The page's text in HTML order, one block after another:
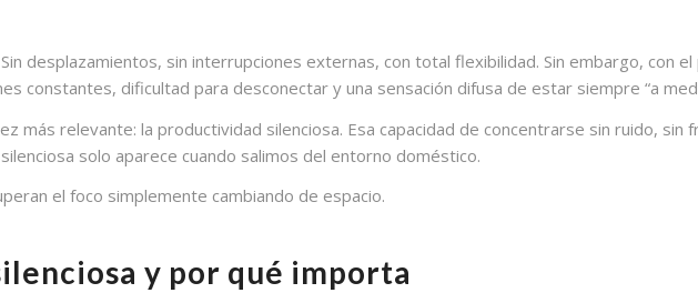
desplazamientos, sin interrupciones externas, con total flexibilidad. Sin embargo, con
constantes, dificultad para desconectar y una sensación difusa de estar siempre “a
más relevante: la productividad silenciosa. Esa capacidad de concentrarse sin ruido, sin
solo aparece cuando salimos del entorno doméstico.
el foco simplemente cambiando de espacio.
y por qué importa